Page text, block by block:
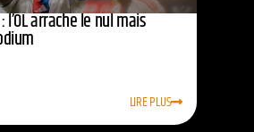
: l’OL arrache le nul mais
LIRE PLUS